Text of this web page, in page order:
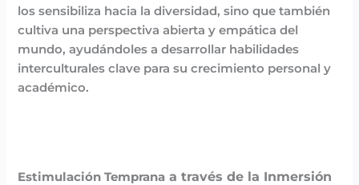
los sensibiliza hacia la diversidad, sino que también
cultiva una perspectiva abierta y empática del
mundo, ayudándoles a desarrollar habilidades
interculturales clave para su crecimiento personal y
académico.
Estimulación Temprana a través de la Inmersión